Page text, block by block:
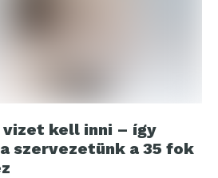
vizet kell inni – így
szervezetünk a 35 fok